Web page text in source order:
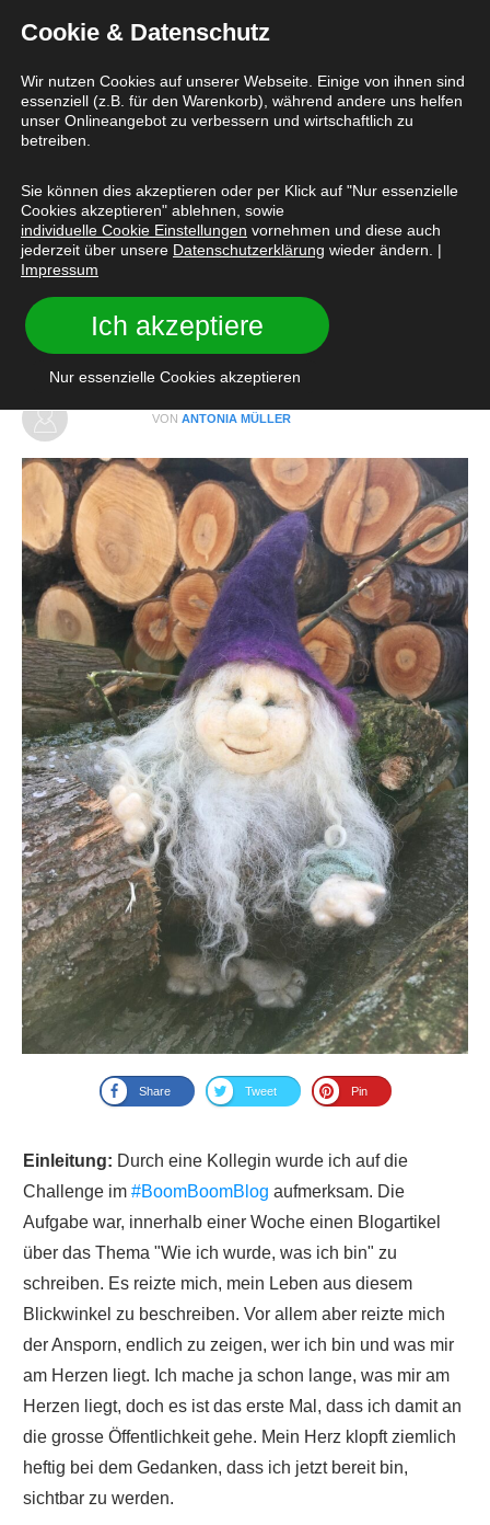
Wie ich wurde, was ich bin:
der Weg von der Lehrerin
zur Zwergenfrau
VONANTONIA MÜLLER
Share Tweet Pin
Einleitung: Durch eine Kollegin wurde ich auf die
Challenge im #BoomBoomBlog aufmerksam. Die
Aufgabe war, innerhalb einer Woche einen Blogartikel
über das Thema "Wie ich wurde, was ich bin" zu
schreiben. Es reizte mich, mein Leben aus diesem
Blickwinkel zu beschreiben. Vor allem aber reizte mich
der Ansporn, endlich zu zeigen, wer ich bin und was mir
am Herzen liegt. Ich mache ja schon lange, was mir am
Herzen liegt, doch es ist das erste Mal, dass ich damit an
die grosse Öffentlichkeit gehe. Mein Herz klopft ziemlich
heftig bei dem Gedanken, dass ich jetzt bereit bin,
sichtbar zu werden.
Cookie & Datenschutz
Wir nutzen Cookies auf unserer Webseite. Einige von ihnen sind
essenziell (z.B. für den Warenkorb), während andere uns helfen
unser Onlineangebot zu verbessern und wirtschaftlich zu
betreiben.
Sie können dies akzeptieren oder per Klick auf "Nur essenzielle
Cookies akzeptieren" ablehnen, sowie
individuelle Cookie Einstellungen vornehmen und diese auch
jederzeit über unsere Datenschutzerklärung wieder ändern. |
Impressum
Ich akzeptiere
Nur essenzielle Cookies akzeptieren